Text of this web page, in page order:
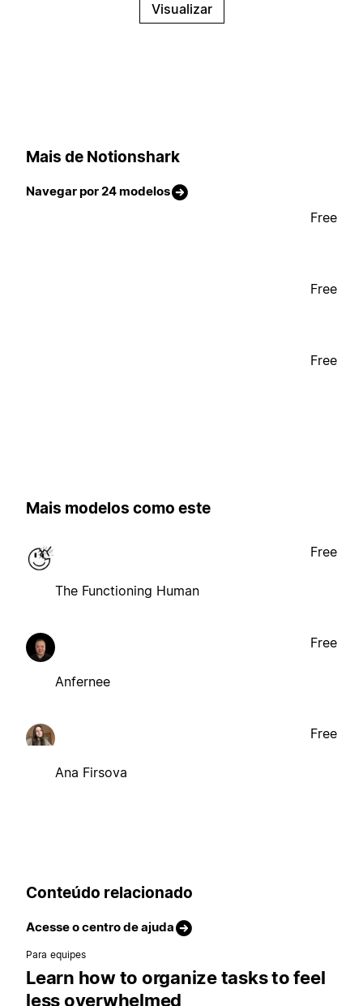
Visualizar
Mais de Notionshark
Navegar por 24 modelos
Free
Free
Free
Mais modelos como este
The Functioning Human
Free
Anfernee
Free
Ana Firsova
Free
Conteúdo relacionado
Acesse o centro de ajuda
Para equipes
Learn how to organize tasks to feel
less overwhelmed